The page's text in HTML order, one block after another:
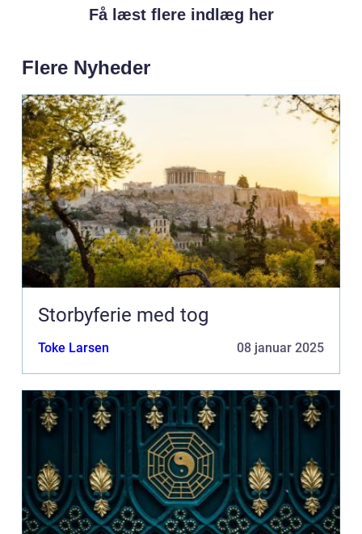
Få læst flere indlæg her
Flere Nyheder
Storbyferie med tog
Toke Larsen 08 januar 2025